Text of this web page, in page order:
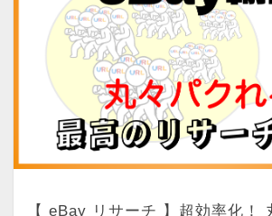
【 eBay リサーチ 】超効率化！